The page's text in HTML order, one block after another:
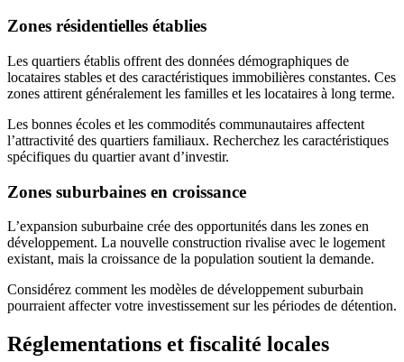
Zones résidentielles établies
Les quartiers établis offrent des données démographiques de
locataires stables et des caractéristiques immobilières constantes. Ces
zones attirent généralement les familles et les locataires à long terme.
Les bonnes écoles et les commodités communautaires affectent
l’attractivité des quartiers familiaux. Recherchez les caractéristiques
spécifiques du quartier avant d’investir.
Zones suburbaines en croissance
L’expansion suburbaine crée des opportunités dans les zones en
développement. La nouvelle construction rivalise avec le logement
existant, mais la croissance de la population soutient la demande.
Considérez comment les modèles de développement suburbain
pourraient affecter votre investissement sur les périodes de détention.
Réglementations et fiscalité locales